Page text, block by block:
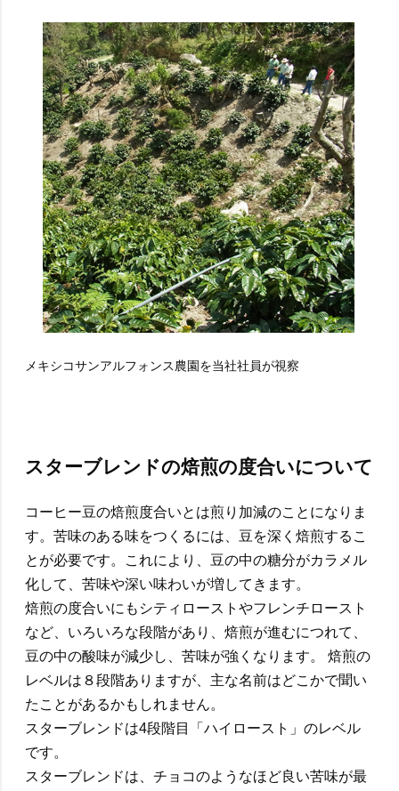
メキシコサンアルフォンス農園を当社社員が視察
スターブレンドの焙煎の度合いについて
コーヒー豆の焙煎度合いとは煎り加減のことになりま
す。苦味のある味をつくるには、豆を深く焙煎するこ
とが必要です。これにより、豆の中の糖分がカラメル
化して、苦味や深い味わいが増してきます。
焙煎の度合いにもシティローストやフレンチロースト
など、いろいろな段階があり、焙煎が進むにつれて、
豆の中の酸味が減少し、苦味が強くなります。 焙煎の
レベルは８段階ありますが、主な名前はどこかで聞い
たことがあるかもしれません。
スターブレンドは4段階目「ハイロースト」のレベル
です。
スターブレンドは、チョコのようなほど良い苦味が最